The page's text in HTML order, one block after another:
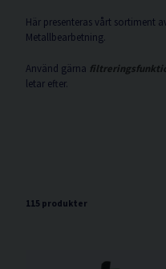
Här presenteras vårt sortiment
Metallbearbetning.
Använd gärna
letar efter.
115 produkter